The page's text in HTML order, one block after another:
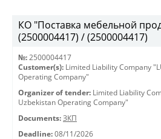
КО "Поставка мебельной
(2500004417) / (2500004417)
№: 2500004417
Customer(s): Limited Liability Company
Operating Company"
Organizer of tender: Limited Liability
Uzbekistan Operating Company"
Documents: ЗКП
Deadline: 08/11/2026